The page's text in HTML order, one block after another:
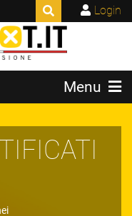
Login
Menu